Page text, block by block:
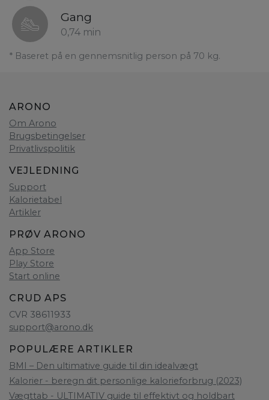
Gang
0,74 min
* Baseret på en gennemsnitlig person på 70 kg.
ARONO
Om Arono
Brugsbetingelser
Privatlivspolitik
VEJLEDNING
Support
Kalorietabel
Artikler
PRØV ARONO
App Store
Play Store
Start online
CRUD APS
CVR 38611933
support@arono.dk
POPULÆRE ARTIKLER
BMI – Den ultimative guide til din idealvægt
Kalorier - beregn dit personlige kalorieforbrug (2023)
Vægttab - ULTIMATIV guide til effektivt og holdbart